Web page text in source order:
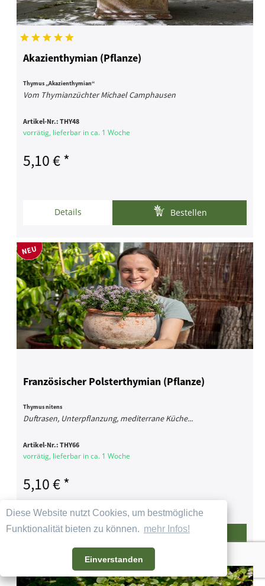
Diese Website nutzt Cookies, um bestmögliche
Funktionalität bieten zu können. mehr Infos!
Einverstanden
Akazienthymian (Pflanze)
Thymus „Akazienthymian“
Vom Thymianzüchter Michael Camphausen
Artikel-Nr.:THY48
vorrätig, lieferbar in ca. 1 Woche
5,10 € *
Details Bestellen
Französischer Polsterthymian (Pflanze)
Thymus nitens
Duftrasen, Unterpflanzung, mediterrane Küche...
Artikel-Nr.:THY66
vorrätig, lieferbar in ca. 1 Woche
5,10 € *
Details Bestellen